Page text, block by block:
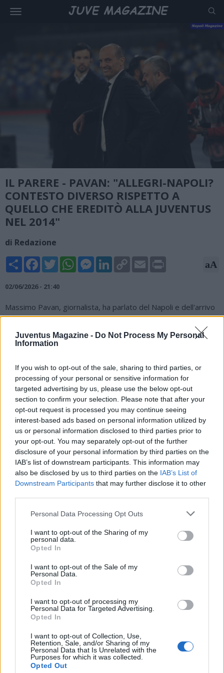
Juventus Magazine - Do Not Process My Personal
Information
If you wish to opt-out of the sale, sharing to third parties, or
processing of your personal or sensitive information for
targeted advertising by us, please use the below opt-out
section to confirm your selection. Please note that after your
opt-out request is processed you may continue seeing
interest-based ads based on personal information utilized by
us or personal information disclosed to third parties prior to
your opt-out. You may separately opt-out of the further
disclosure of your personal information by third parties on the
IAB’s list of downstream participants. This information may
also be disclosed by us to third parties on the IAB’s List of
Downstream Participants that may further disclose it to other
Personal Data Processing Opt Outs
I want to opt-out of the Sharing of my
personal data.
Opted In
I want to opt-out of the Sale of my
Personal Data.
Opted In
I want to opt-out of processing my
Personal Data for Targeted Advertising.
Opted In
I want to opt-out of Collection, Use,
Retention, Sale, and/or Sharing of my
Personal Data that Is Unrelated with the
Purposes for which it was collected.
Opted Out
IL PARERE - PAVAN: "ALLEGRI-NAPOLI?
CONTESTO DIVERSO RISPETTO A
QUELLO CHE EREDITÒ ALLA JUVENTUS
NEL 2014"
di Redazione
Share FacebookTwitterWhatsAppMessengerLinkedInCopy
Link
Email aA
02/06/2026 - 21:40
Massimo Pavan, giornalista, ha parlato del Napoli e dell'arrivo
di Massimiliano Allegri nel suo editoriale per Sportitalia: "Il
Napoli ha scelto di affidarsi a Massimiliano Allegri per aprire
una nuova fase del proprio progetto tecnico. Tuttavia, il
situazione attuale richiede interventi importanti e non
basteranno alcuni innesti di esperienza per colmare
immediatamente il divario dalle prime posizioni. Molti sperano
che possa ripetersi quanto accadde dopo l’addio di Antonio
Conte a Torino, ma le condizioni di partenza sono differenti e il
percorso appare decisamente più complesso".
VAI ALLA VERSIONE CLASSICA
Il materiale (testo, foto e video) consultabile in questo portale è di nostra proprietà.
Alcune foto (screenshot) ed articoli presenti su "Juventus Magazine" sono in parte giunti
da internet, in quanto arrivati alla nostra attenzione attraverso regolari comunicati